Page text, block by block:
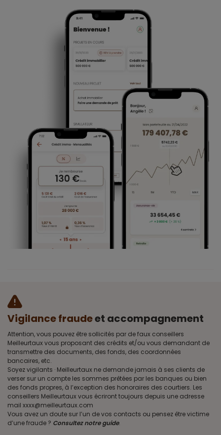
Vigilance fraudeet accompagnement
Attention, vous pouvez être sollicités par de faux conseillers
Meilleurtaux vous proposant des crédits et/ou vous demandant de
transmettre des documents, des fonds, des coordonnées
bancaires, etc.
Soyez vigilants · Meilleurtaux ne demande jamais à ses clients de
verser sur un compte les sommes prêtées par les banques ou bien
des fonds propres, à l’exception des honoraires des courtiers. Les
conseillers Meilleurtaux vous écriront toujours depuis une adresse
mail xxxx@meilleurtaux.com
Vous avez un doute sur l’un de vos contacts ou pensez être victime
d’une fraude ? Consultez notre guide.